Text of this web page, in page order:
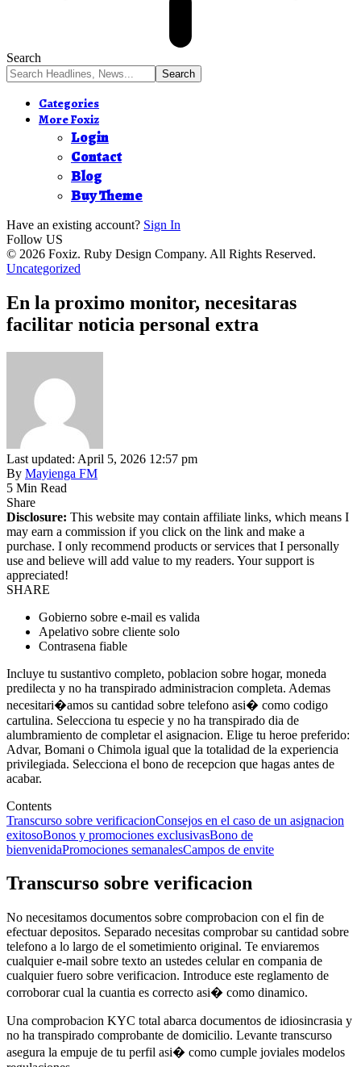
Search
Categories
More Foxiz
Login
Contact
Blog
Buy Theme
Have an existing account? Sign In
Follow US
© 2026 Foxiz. Ruby Design Company. All Rights Reserved.
Uncategorized
En la proximo monitor, necesitaras
facilitar noticia personal extra
Last updated: April 5, 2026 12:57 pm
By Mayienga FM
5 Min Read
Share
Disclosure: This website may contain affiliate links, which means I
may earn a commission if you click on the link and make a
purchase. I only recommend products or services that I personally
use and believe will add value to my readers. Your support is
appreciated!
SHARE
Gobierno sobre e-mail es valida
Apelativo sobre cliente solo
Contrasena fiable
Incluye tu sustantivo completo, poblacion sobre hogar, moneda
predilecta y no ha transpirado administracion completa. Ademas
necesitari�amos su cantidad sobre telefono asi� como codigo
cartulina. Selecciona tu especie y no ha transpirado dia de
alumbramiento de completar el asignacion. Elige tu heroe preferido:
Advar, Bomani o Chimola igual que la totalidad de la experiencia
privilegiada. Selecciona el bono de recepcion que hagas antes de
acabar.
Contents
Transcurso sobre verificacionConsejos en el caso de un asignacion
exitosoBonos y promociones exclusivasBono de
bienvenidaPromociones semanalesCampos de envite
Transcurso sobre verificacion
No necesitamos documentos sobre comprobacion con el fin de
efectuar depositos. Separado necesitas comprobar su cantidad sobre
telefono a lo largo de el sometimiento original. Te enviaremos
cualquier e-mail sobre texto an ustedes celular en compania de
cualquier fuero sobre verificacion. Introduce este reglamento de
corroborar cual la cuantia es correcto asi� como dinamico.
Una comprobacion KYC total abarca documentos de idiosincrasia y
no ha transpirado comprobante de domicilio. Levante transcurso
asegura la empuje de tu perfil asi� como cumple joviales modelos